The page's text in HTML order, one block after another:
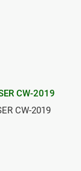
CW-2019
CW-2019